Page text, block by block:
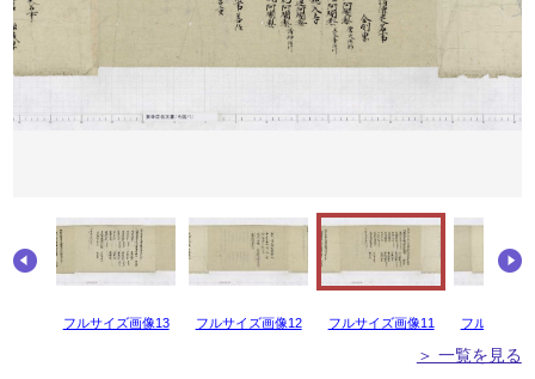
フルサイズ画像13 フルサイズ画像12 フルサイズ画像11 フルサイズ
＞ 一覧を見る